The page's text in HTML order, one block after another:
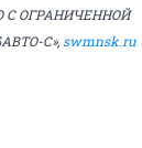
С ОГРАНИЧЕННОЙ
С»,swmnsk.ru